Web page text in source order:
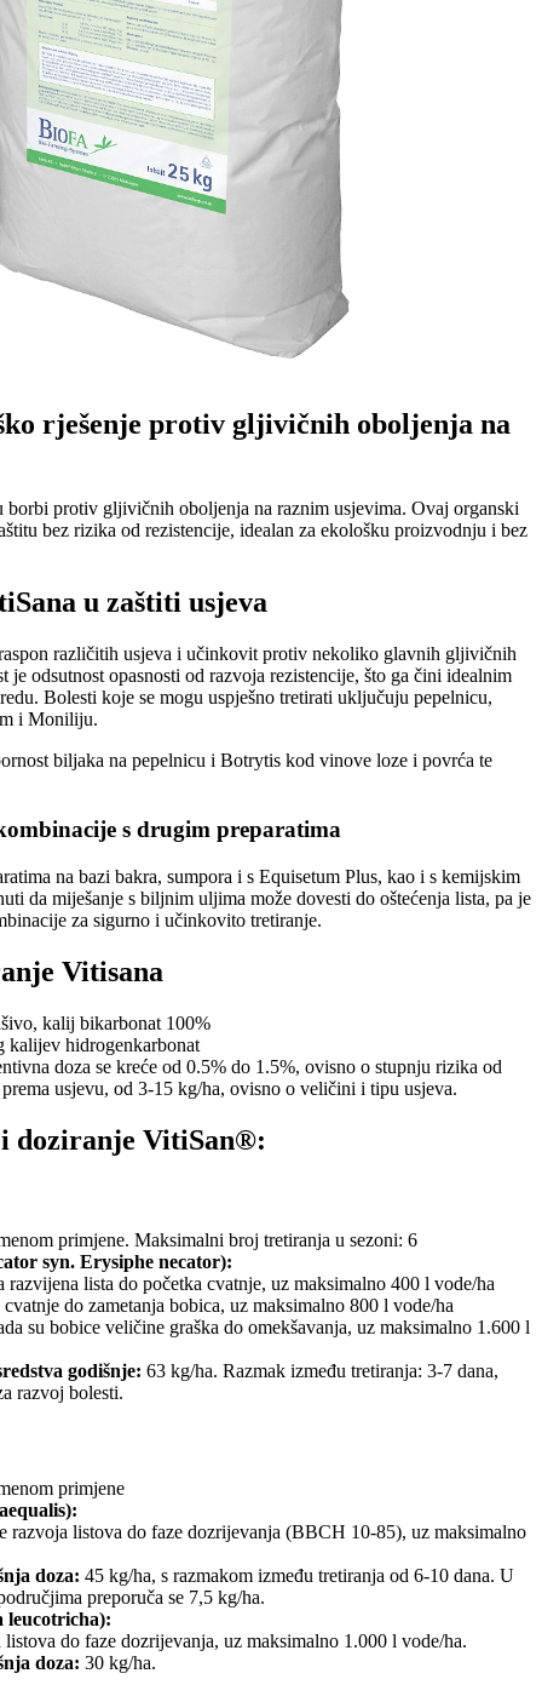
rješenje protiv gljivičnih oboljenja na
protiv gljivičnih oboljenja na raznim usjevima. Ovaj organski
bez rizika od rezistencije, idealan za ekološku proizvodnju i bez
u zaštiti usjeva
različitih usjeva i učinkovit protiv nekoliko glavnih gljivičnih
je odsutnost opasnosti od razvoja rezistencije, što ga čini idealnim
Bolesti koje se mogu uspješno tretirati uključuju pepelnicu,
i Moniliju.
biljaka na pepelnicu i Botrytis kod vinove loze i povrća te
s drugim preparatima
na bazi bakra, sumpora i s Equisetum Plus, kao i s kemijskim
da miješanje s biljnim uljima može dovesti do oštećenja lista, pa je
za sigurno i učinkovito tretiranje.
Vitisana
kalij bikarbonat 100%
kalijev hidrogenkarbonat
doza se kreće od 0.5% do 1.5%, ovisno o stupnju rizika od
usjevu, od 3-15 kg/ha, ovisno o veličini i tipu usjeva.
doziranje VitiSan®:
primjene. Maksimalni broj tretiranja u sezoni: 6
syn. Erysiphe necator):
razvijena lista do početka cvatnje, uz maksimalno 400 l vode/ha
do zametanja bobica, uz maksimalno 800 l vode/ha
su bobice veličine graška do omekšavanja, uz maksimalno 1.600 l
godišnje: 63 kg/ha. Razmak između tretiranja: 3-7 dana,
razvoj bolesti.
primjene
razvoja listova do faze dozrijevanja (BBCH 10-85), uz maksimalno
doza: 45 kg/ha, s razmakom između tretiranja od 6-10 dana. U
preporuča se 7,5 kg/ha.
leucotricha):
do faze dozrijevanja, uz maksimalno 1.000 l vode/ha.
doza: 30 kg/ha.